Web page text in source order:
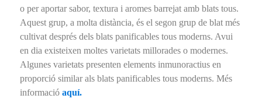
o per aportar sabor, textura i aromes barrejat amb blats tous.
Aquest grup, a molta distància, és el segon grup de blat més
cultivat després dels blats panificables tous moderns. Avui
en dia existeixen moltes varietats millorades o modernes.
Algunes varietats presenten elements inmunoractius en
proporció similar als blats panificables tous moderns. Més
informació aquí.